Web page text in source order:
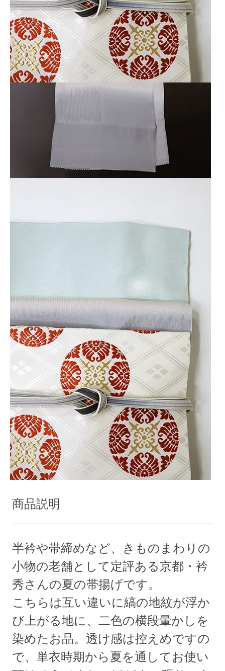
商品説明
半衿や帯締めなど、きものまわりの
小物の老舗として定評ある京都・衿
秀さんの夏の帯揚げです。
こちらは互い違いに縞の地紋が浮か
び上がる地に、二色の横段暈かしを
染めたお品。透け感は控えめですの
で、単衣時期から夏を通してお使い